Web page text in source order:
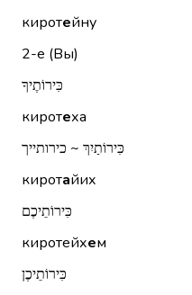
киротейну
2-е (Вы)
כִּירוֹתֶיךָ
киротеха
כִּירוֹתַיִךְ ~ כירותייך
киротайих
כִּירוֹתֵיכֶם
киротейхем
כִּירוֹתֵיכֶן